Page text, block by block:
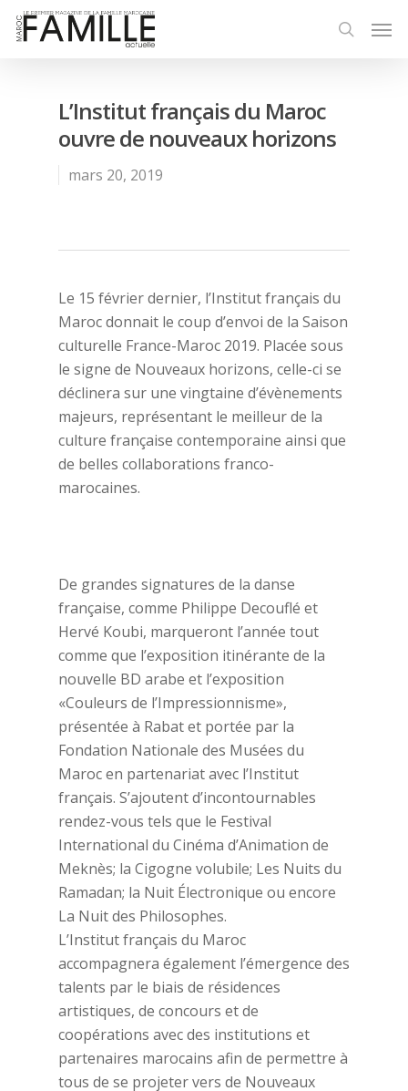
L’Institut français du Maroc
ouvre de nouveaux horizons
mars 20, 2019
Le 15 février dernier, l’Institut français du
Maroc donnait le coup d’envoi de la Saison
culturelle France-Maroc 2019. Placée sous
le signe de Nouveaux horizons, celle-ci se
déclinera sur une vingtaine d’évènements
majeurs, représentant le meilleur de la
culture française contemporaine ainsi que
de belles collaborations franco-
marocaines.
De grandes signatures de la danse
française, comme Philippe Decouflé et
Hervé Koubi, marqueront l’année tout
comme que l’exposition itinérante de la
nouvelle BD arabe et l’exposition
«Couleurs de l’Impressionnisme»,
présentée à Rabat et portée par la
Fondation Nationale des Musées du
Maroc en partenariat avec l’Institut
français. S’ajoutent d’incontournables
rendez-vous tels que le Festival
International du Cinéma d’Animation de
Meknès; la Cigogne volubile; Les Nuits du
Ramadan; la Nuit Électronique ou encore
La Nuit des Philosophes.
L’Institut français du Maroc
accompagnera également l’émergence des
talents par le biais de résidences
artistiques, de concours et de
coopérations avec des institutions et
partenaires marocains afin de permettre à
tous de se projeter vers de Nouveaux